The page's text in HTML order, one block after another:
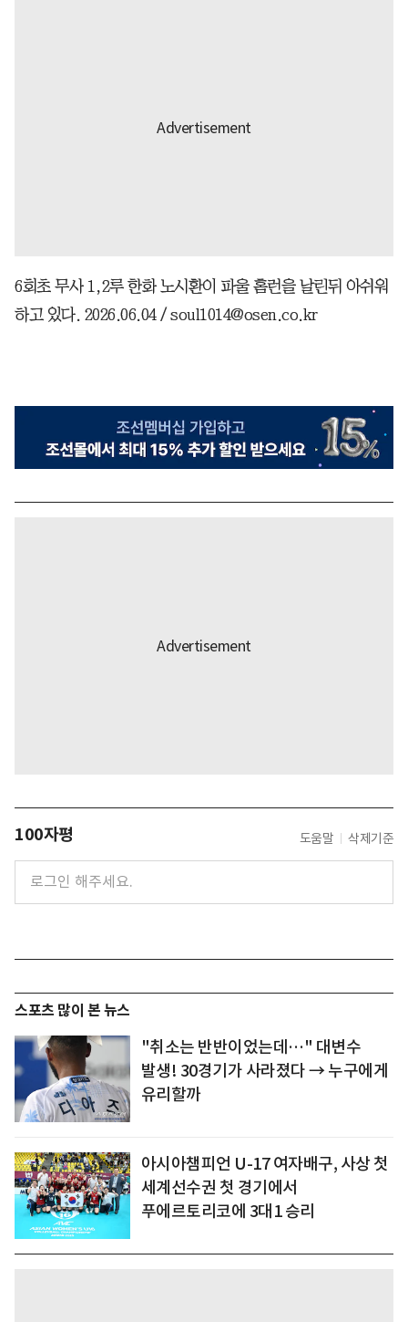
6회초 무사 1,2루 한화 노시환이 파울 홈런을 날린뒤 아쉬워
하고 있다. 2026.06.04 / soul1014@osen.co.kr
100자평 도움말 삭제기준
스포츠 많이 본 뉴스
"취소는 반반이었는데…" 대변수
발생! 30경기가 사라졌다 → 누구에게
유리할까
아시아챔피언 U-17 여자배구, 사상 첫
세계선수권 첫 경기에서
푸에르토리코에 3대1 승리